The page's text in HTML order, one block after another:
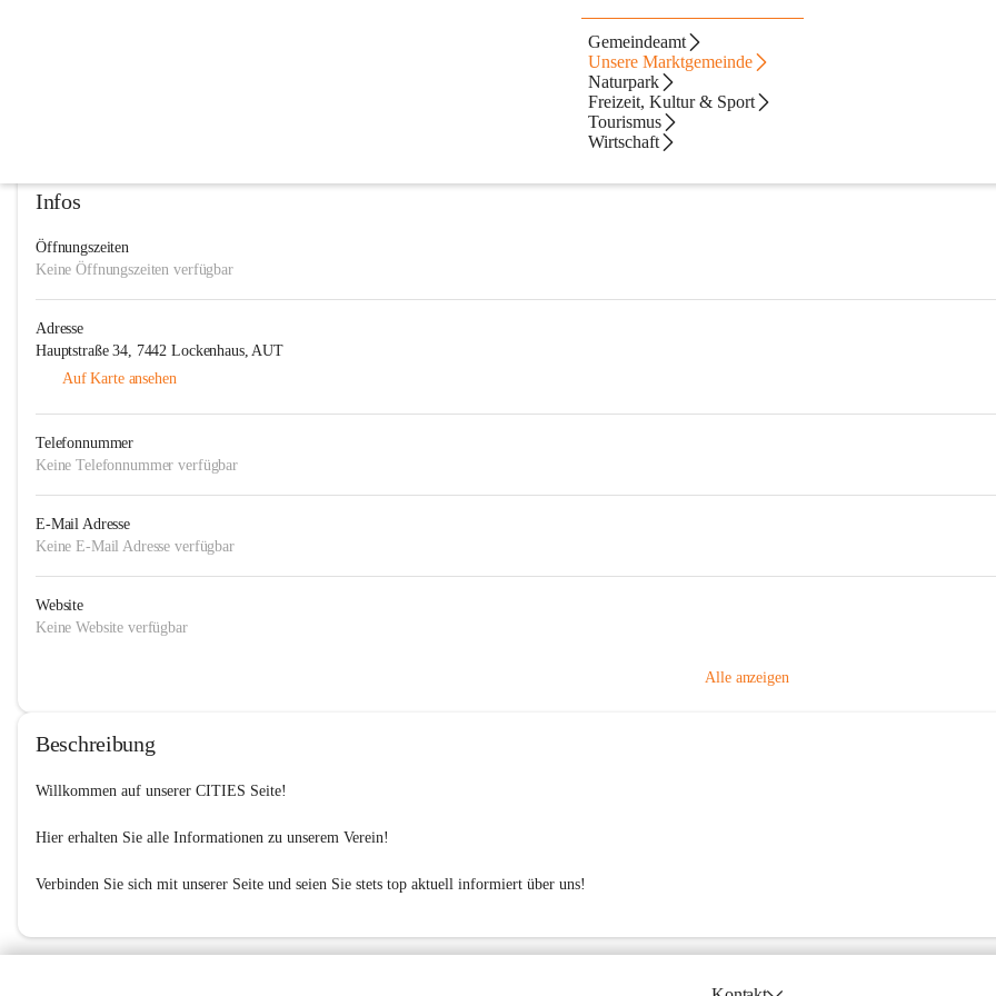
Gemeindeamt
Unsere Marktgemeinde
Naturpark
Freizeit, Kultur & Sport
Tourismus
Wirtschaft
Infos
Öffnungszeiten
Keine Öffnungszeiten verfügbar
Adresse
Hauptstraße 34, 7442 Lockenhaus, AUT
Auf Karte ansehen
Telefonnummer
Keine Telefonnummer verfügbar
E-Mail Adresse
Keine E-Mail Adresse verfügbar
Website
Keine Website verfügbar
Alle anzeigen
Beschreibung
Willkommen auf unserer CITIES Seite!
Hier erhalten Sie alle Informationen zu unserem Verein!
Verbinden Sie sich mit unserer Seite und seien Sie stets top aktuell informiert über uns!